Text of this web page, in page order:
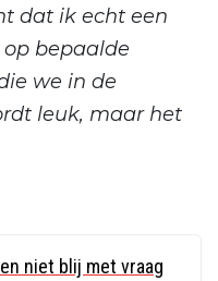
dat ik echt een
bepaalde
we in de
leuk, maar het
niet blij met vraag